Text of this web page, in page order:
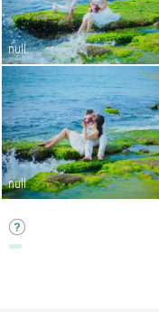
null
null